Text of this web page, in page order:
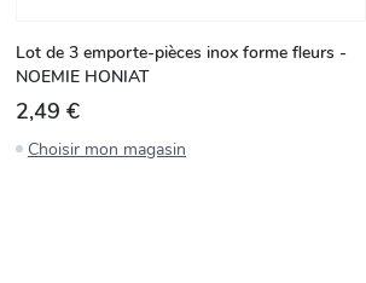
Lot de 3 emporte-pièces inox forme fleurs -
NOEMIE HONIAT
2,49 €
Choisir mon magasin